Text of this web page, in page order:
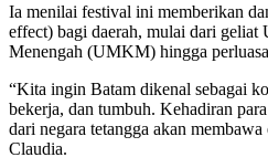
Ia menilai festival ini memberikan
effect) bagi daerah, mulai dari
Menengah (UMKM) hingga
“Kita ingin Batam dikenal sebagai
bekerja, dan tumbuh. Kehadiran
dari negara tetangga akan
Claudia.